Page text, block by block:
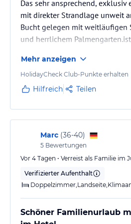
Balkon, Dusche, WC , Föhn, Telefon im
Bademantel, Slipper, Kissenmenü,
Babybett (auf Anfrage),
Minibar (täglich mit Bier, Wasser und
kostenloses drahtloses Internet
Waschlappen, Make-up-Wattepads,
Duschhaube, Seife, Shampoo,
Es können maximal 2+1+1(Baby) oder
werden.
Haben Sie noch Fragen oder möchten
manager@arycanda.com.tr
Unser à-la-carte Service
kostenfrei oder kostenpflichtig mit
Das sehr ansprechend, exklusiv
mit direkter Strandlage unweit
Bucht gelegen mit weitläufigen
und herrlichem
Mehr anzeigen
HolidayCheck Club-Punkte erhalten
Hilfreich Teilen
Marc (36-40)
5 Bewertungen
Vor 4 Tagen • Verreist als Familie im
Verifizierter Aufenthalt
Schöner Familienurlaub